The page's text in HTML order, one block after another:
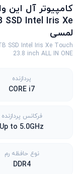
SSD Intel Iris Xe
لمسی
SSD Intel Iris Xe Touch
23.8 inch ALL IN ONE
پردازنده
CORE i7
فرکانس پردازنده
Up to 5.0GHz
نوع حافظه رم
DDR4